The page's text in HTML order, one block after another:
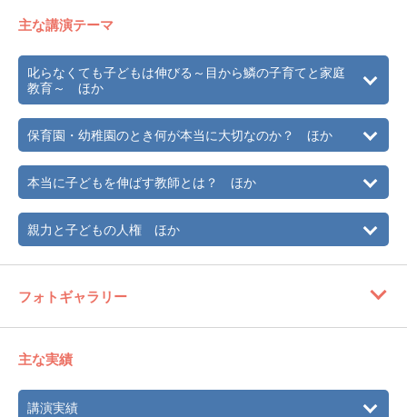
主な講演テーマ
叱らなくても子どもは伸びる～目から鱗の子育てと家庭
教育～ ほか
保育園・幼稚園のとき何が本当に大切なのか？ ほか
本当に子どもを伸ばす教師とは？ ほか
親力と子どもの人権 ほか
フォトギャラリー
主な実績
講演実績